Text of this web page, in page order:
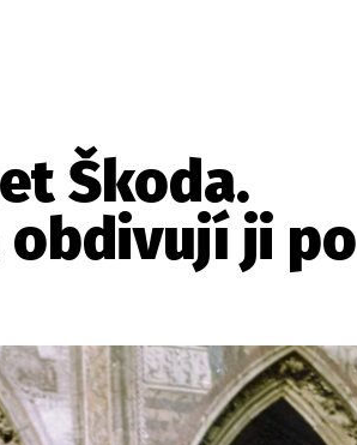
údaje / Cookies
MEDIA GROUP s.r.o., IČ: 118 23 054
Škoda.
obdivují ji po